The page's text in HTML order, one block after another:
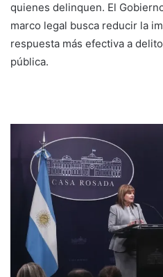
quienes delinquen. El
marco legal busca reducir la
respuesta más efectiva a
pública.